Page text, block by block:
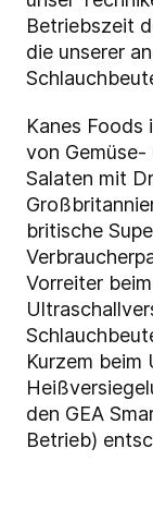
Betriebszeit
die unserer
Kanes Foods
von
Salaten mit
britische
Vorreiter
Kurzem beim
den GEA
Betrieb)